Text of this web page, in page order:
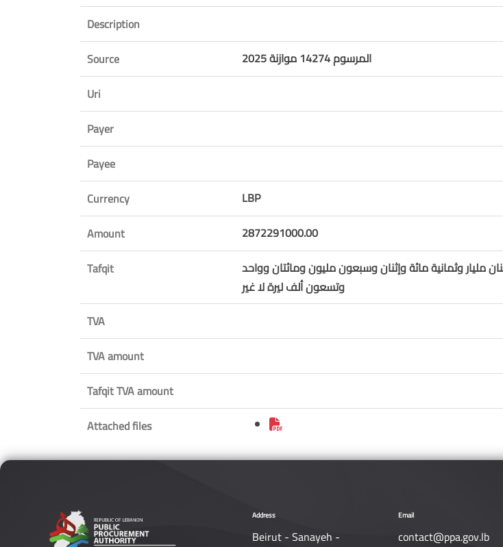
Description
Source
المرسوم 14274 موازنة 2025
Uri
Payer
Payee
Currency
LBP
Amount
2872291000.00
Tafqit
مليار وثمانية مائة وإثنان وسبعون مليون ومائتان وواحد
وتسعون ألف ليرة لا غير
TVA
TVA amount
Tafqit TVA amount
Attached files
Address
Beirut - Sanayeh -
Email
contact@ppa.gov.lb